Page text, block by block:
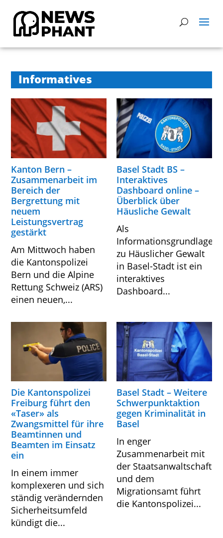
Informatives
Kanton Bern –
Zusammenarbeit im
Bereich der
Bergrettung mit
neuem
Leistungsvertrag
gestärkt
Am Mittwoch haben
die Kantonspolizei
Bern und die Alpine
Rettung Schweiz (ARS)
einen neuen,...
Basel Stadt BS –
Interaktives
Dashboard online –
Überblick über
Häusliche Gewalt
Als
Informationsgrundlage
zu Häuslicher Gewalt
in Basel-Stadt ist ein
interaktives
Dashboard...
Die Kantonspolizei
Freiburg führt den
«Taser» als
Zwangsmittel für ihre
Beamtinnen und
Beamten im Einsatz
ein
In einem immer
komplexeren und sich
ständig verändernden
Sicherheitsumfeld
kündigt die...
Basel Stadt – Weitere
Schwerpunktaktion
gegen Kriminalität in
Basel
In enger
Zusammenarbeit mit
der Staatsanwaltschaft
und dem
Migrationsamt führt
die Kantonspolizei...